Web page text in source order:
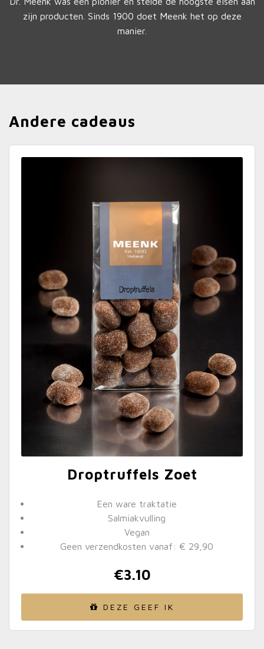
zijn producten. Sinds 1900 doet Meenk het op deze
manier.
Andere cadeaus
Droptruffels Zoet
Een ware traktatie
Salmiakvulling
Vegan
Geen verzendkosten vanaf: € 29,90
€3.10
DEZE GEEF IK